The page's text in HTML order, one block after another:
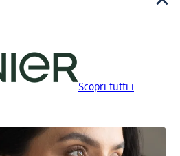
Scopri tutti i